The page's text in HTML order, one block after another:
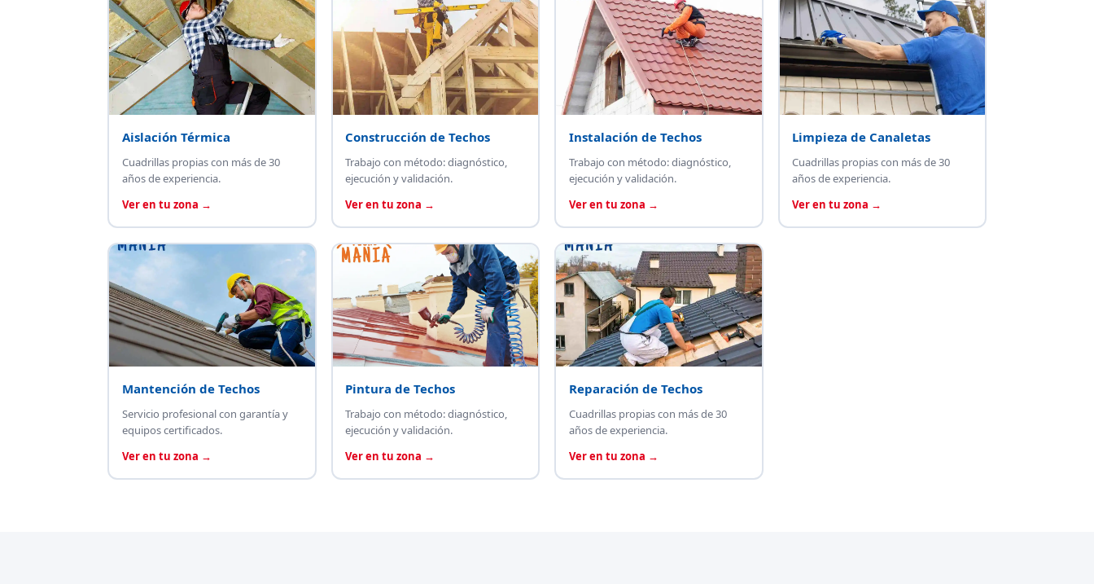
Aislación Térmica
Cuadrillas propias con más de 30
años de experiencia.
Ver en tu zona →
Construcción de Techos
Trabajo con método: diagnóstico,
ejecución y validación.
Ver en tu zona →
Instalación de Techos
Trabajo con método: diagnóstico,
ejecución y validación.
Ver en tu zona →
Limpieza de Canaletas
Cuadrillas propias con más de 30
años de experiencia.
Ver en tu zona →
Mantención de Techos
Servicio profesional con garantía y
equipos certificados.
Ver en tu zona →
Pintura de Techos
Trabajo con método: diagnóstico,
ejecución y validación.
Ver en tu zona →
Reparación de Techos
Cuadrillas propias con más de 30
años de experiencia.
Ver en tu zona →